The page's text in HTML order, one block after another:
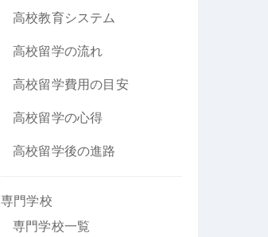
高校教育システム
高校留学の流れ
高校留学費用の目安
高校留学の心得
高校留学後の進路
専門学校
専門学校一覧